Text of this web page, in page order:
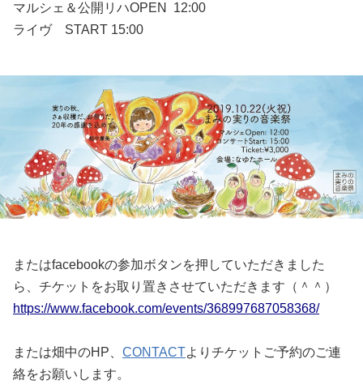
マルシェ＆公開リハOPEN 12:00
ライヴ START 15:00
またはfacebookの参加ボタンを押していただきました
ら、チケットをお取り置きさせていただきます（＾＾）
https://www.facebook.com/events/368997687058368/
または畑中のHP、 CONTACTよりチケットご予約のご連
絡をお願いします。